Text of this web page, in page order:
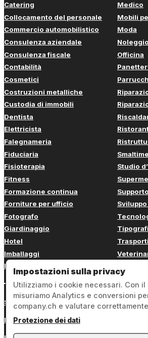
Catering
Collocamento del personale
Commercio automobilistico
Consulenza aziendale
Consulenza fiscale
Contabilità
Cosmetici
Costruzioni metalliche
Custodia di immobili
Dentista
Elettricista
Falegnameria
Fiduciaria
Fisioterapia
Fitness
Formazione continua
Forniture per ufficio
Fotografo
Giardinaggio
Hotel
Imballaggi
Imbianchino
Medico
Mobili
Moda
Officina
Studio
Trasporti
Sign in
Note legali
Impostazioni sulla privacy
Utilizziamo i cookie necessari. Con il
misuriamo Analytics e conversioni
company.ch e valutare
Protezione dei dati